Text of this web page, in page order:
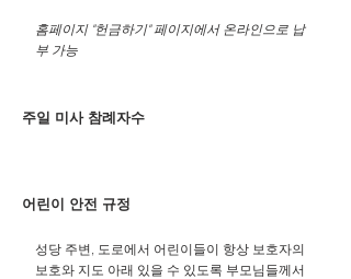
​홈페이지 "헌금하기" 페이지에서 온라인으로 납
부 가능
주일 미사 참례자수
어린이 안전 규정
성당 주변, 도로에서 어린이들이 항상 보호자의
보호와 지도 아래 있을 수 있도록 부모님들께서